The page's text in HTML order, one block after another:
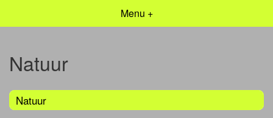
Menu +
Natuur
Natuur